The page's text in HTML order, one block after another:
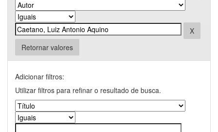
Retornar valores
Adicionar filtros:
Utilizar filtros para refinar o resultado de busca.